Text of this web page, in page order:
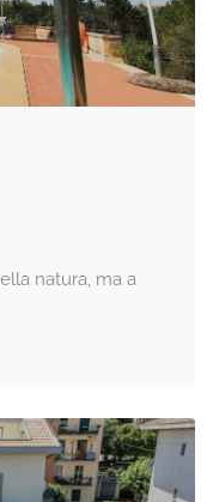
natura, ma a